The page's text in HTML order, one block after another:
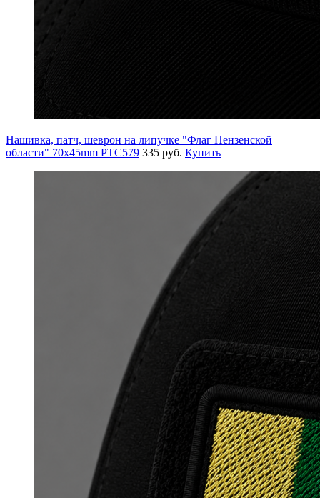
Нашивка, патч, шеврон на липучке "Флаг Пензенской
области" 70x45mm PTC579 335 руб. Купить